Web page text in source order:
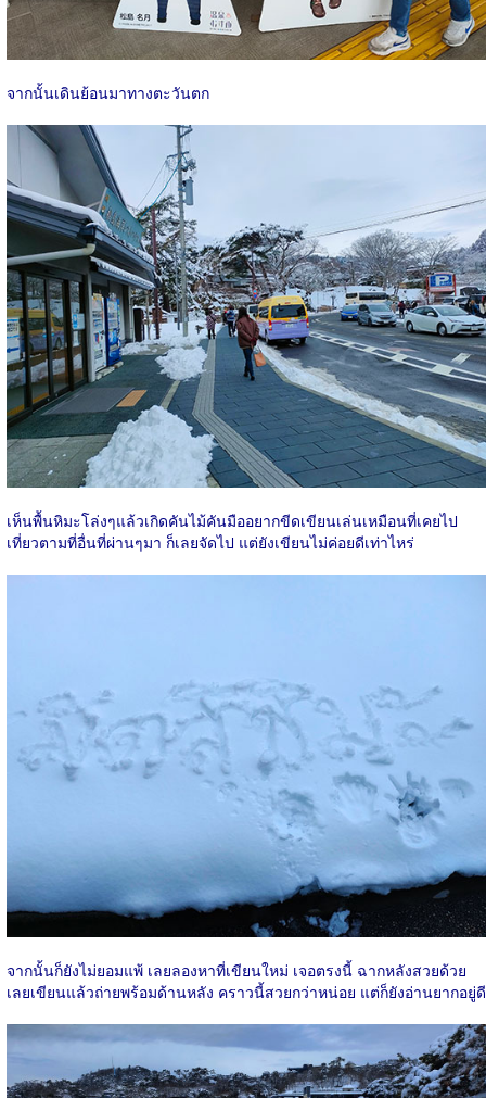
จากนั้นเดินย้อนมาทางตะวันตก
เห็นพื้นหิมะโล่งๆแล้วเกิดคันไม้คันมืออยากขีดเขียนเล่นเหมือนที่เคยไป
เที่ยวตามที่อื่นที่ผ่านๆมา ก็เลยจัดไป แต่ยังเขียนไม่ค่อยดีเท่าไหร่
จากนั้นก็ยังไม่ยอมแพ้ เลยลองหาที่เขียนใหม่ เจอตรงนี้ ฉากหลังสวยด้วย
เลยเขียนแล้วถ่ายพร้อมด้านหลัง คราวนี้สวยกว่าหน่อย แต่ก็ยังอ่านยากอยู่ดี